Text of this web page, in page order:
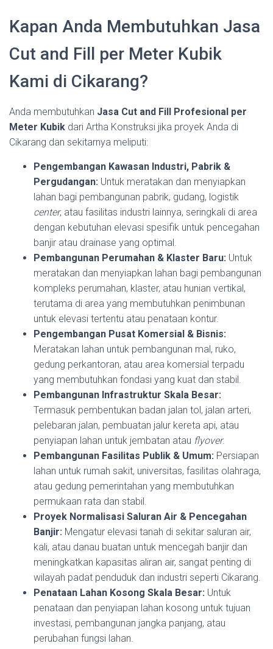
Kapan Anda Membutuhkan Jasa
Cut and Fill per Meter Kubik
Kami di Cikarang?
Anda membutuhkan Jasa Cut and Fill Profesional per
Meter Kubik dari Artha Konstruksi jika proyek Anda di
Cikarang dan sekitarnya meliputi:
Pengembangan Kawasan Industri, Pabrik &
Pergudangan: Untuk meratakan dan menyiapkan
lahan bagi pembangunan pabrik, gudang, logistik
center, atau fasilitas industri lainnya, seringkali di area
dengan kebutuhan elevasi spesifik untuk pencegahan
banjir atau drainase yang optimal.
Pembangunan Perumahan & Klaster Baru: Untuk
meratakan dan menyiapkan lahan bagi pembangunan
kompleks perumahan, klaster, atau hunian vertikal,
terutama di area yang membutuhkan penimbunan
untuk elevasi tertentu atau penataan kontur.
Pengembangan Pusat Komersial & Bisnis:
Meratakan lahan untuk pembangunan mal, ruko,
gedung perkantoran, atau area komersial terpadu
yang membutuhkan fondasi yang kuat dan stabil.
Pembangunan Infrastruktur Skala Besar:
Termasuk pembentukan badan jalan tol, jalan arteri,
pelebaran jalan, pembuatan jalur kereta api, atau
penyiapan lahan untuk jembatan atau flyover.
Pembangunan Fasilitas Publik & Umum: Persiapan
lahan untuk rumah sakit, universitas, fasilitas olahraga,
atau gedung pemerintahan yang membutuhkan
permukaan rata dan stabil.
Proyek Normalisasi Saluran Air & Pencegahan
Banjir: Mengatur elevasi tanah di sekitar saluran air,
kali, atau danau buatan untuk mencegah banjir dan
meningkatkan kapasitas aliran air, sangat penting di
wilayah padat penduduk dan industri seperti Cikarang.
Penataan Lahan Kosong Skala Besar: Untuk
penataan dan penyiapan lahan kosong untuk tujuan
investasi, pembangunan jangka panjang, atau
perubahan fungsi lahan.